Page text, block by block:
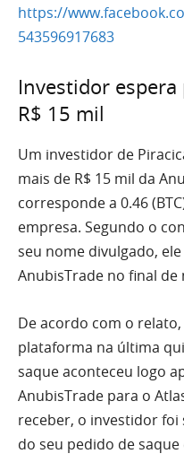
https://
543596917683
Investidor
R$ 15 mil
Um investidor de
mais de R$ 15 mil da
corresponde a 0.46
empresa. Segundo o
seu nome divulgado,
AnubisTrade no final de
De acordo com o
plataforma na última
saque aconteceu logo
AnubisTrade para o
receber, o investidor
do seu pedido de